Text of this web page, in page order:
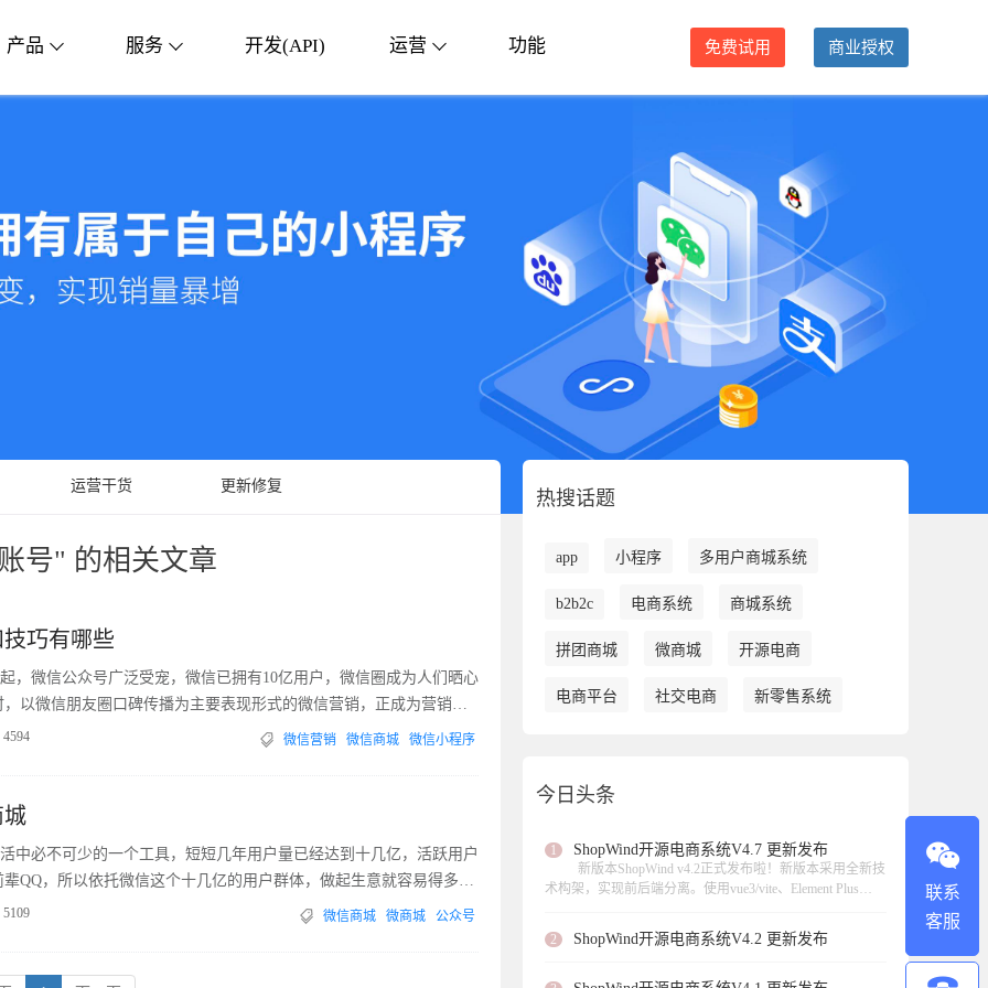
产品 服务 开发(API) 运营 功能 免费试用 商业授权
运营干货 更新修复
号" 的相关文章
巧有哪些
，微信公众号广泛受宠，微信已拥有10亿用户，微信圈成为人们晒心
以微信朋友圈口碑传播为主要表现形式的微信营销，正成为营销利
微信营销 微信商城 微信小程序
4594
城
中必不可少的一个工具，短短几年用户量已经达到十几亿，活跃用户
QQ，所以依托微信这个十几亿的用户群体，做起生意就容易得多。
商城，就是依靠于微信庞大的用户基础，作为入口带来大量的客
微信商城 微商城 公众号
5109
热搜话题
app 小程序 多用户商城系统
b2b2c 电商系统 商城系统
拼团商城 微商城 开源电商
电商平台 社交电商 新零售系统
今日头条
1 ShopWind开源电商系统V4.7 更新发布
新版本ShopWind v4.2正式发布啦！新版本采用全新技
术构架，实现前后端分离。使用vue3/vite、Element Plus
品的支持、支持扫码核销等功能，，修复了不少功能模块
2 ShopWind开源电商系统V4.2 更新发布
联系
客服